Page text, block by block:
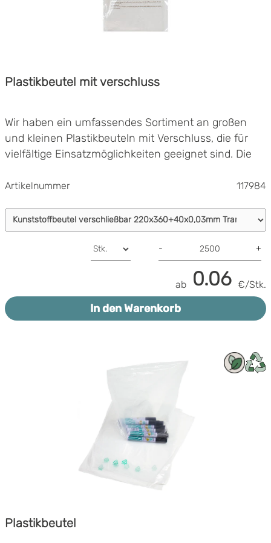
Plastikbeutel mit verschluss
Wir haben ein umfassendes Sortiment an großen
und kleinen Plastikbeuteln mit Verschluss, die für
vielfältige Einsatzmöglichkeiten geeignet sind. Die
können, variiert ebenso wie Größe und Funktion. Bei
aus Plastik über antistatische Plastikbeutel,
Versandtaschen,Beutel für Lebensmittelbis hin zu
Korrosionsschutzbeuteln.
Große Beutel
Für vielfältige Einsatzmöglichkeiten
Artikelnummer 117984
- +
ab 0.06 €/Stk.
In den Warenkorb
Plastikbeutel